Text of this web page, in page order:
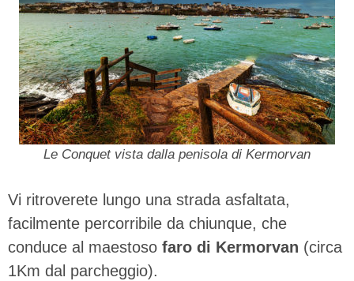
Le Conquet vista dalla penisola di Kermorvan
Vi ritroverete lungo una strada asfaltata,
facilmente percorribile da chiunque, che
conduce al maestoso faro di Kermorvan (circa
1Km dal parcheggio).